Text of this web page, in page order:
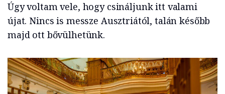
Úgy voltam vele, hogy csináljunk itt valami
újat. Nincs is messze Ausztriától, talán később
majd ott bővülhetünk.